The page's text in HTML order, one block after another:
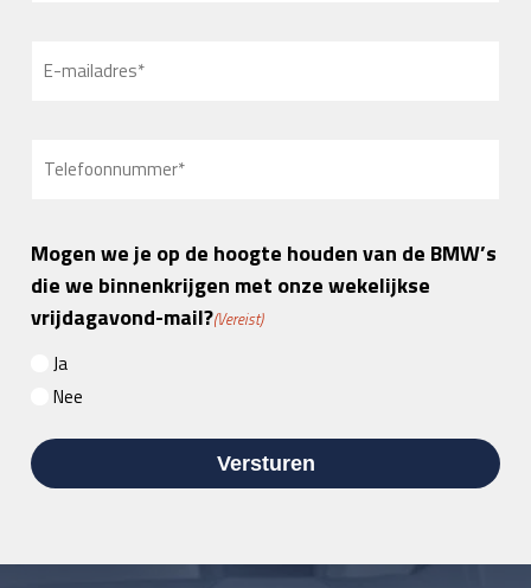
mailadres
Mogen we je op de hoogte houden van de BMW’s
die we binnenkrijgen met onze wekelijkse
vrijdagavond-mail?(Vereist)
Ja
Nee